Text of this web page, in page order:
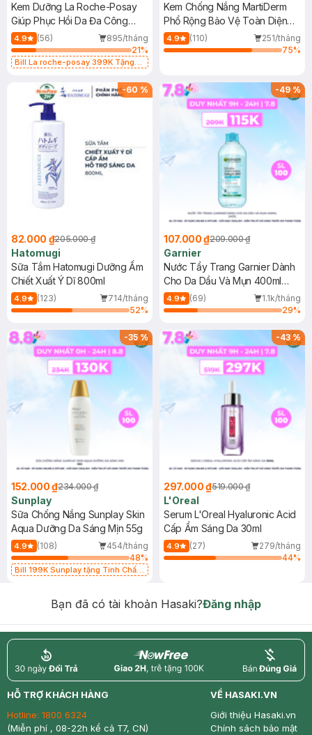
Kem Dưỡng La Roche-Posay
Giúp Phục Hồi Da Đa Công
Dụng 40ml
4.9 (56)
895/tháng
21%
Bill La roche-posay 399K Tặng
(SL có hạn)
Kem Chống Nắng MartiDerm
Phổ Rộng Bảo Vệ Toàn Diện
40ml
4.9 (110)
251/tháng
75%
-60 %
82.000 ₫205.000 ₫
Hatomugi
Sữa Tắm Hatomugi Dưỡng Ẩm
Chiết Xuất Ý Dĩ 800ml
4.9 (123)
714/tháng
52%
-49%
107.000 ₫209.000 ₫
Garnier
Nước Tẩy Trang Garnier Dành
Cho Da Dầu Và Mụn 400ml
(Mới)
4.9 (69)
1.1k/tháng
29%
-35%
152.000 ₫234.000 ₫
Sunplay
Sữa Chống Nắng Sunplay Skin
Aqua Dưỡng Da Sáng Mịn 55g
4.9 (108)
454/tháng
48%
Bill 199K Sunplay tặng Tinh Chất
-43%
297.000 ₫519.000 ₫
L'Oreal
Serum L'Oreal Hyaluronic Acid
Cấp Ẩm Sáng Da 30ml
4.9 (27)
279/tháng
44%
Bạn đã có tài khoản Hasaki?Đăng nhập
return nowfree price
HỖ TRỢ KHÁCH HÀNG
Hotline: 1800 6324
(Miễn phí , 08-22h kể cả T7, CN)
VỀ HASAKI.VN
Giới thiệu Hasaki.vn
Chính sách bảo mật